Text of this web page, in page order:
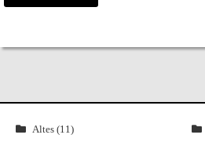
Altes (11)